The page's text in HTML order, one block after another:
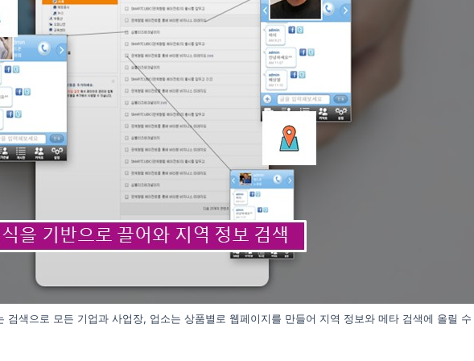
검색으로 모든 기업과 사업장, 업소는 상품별로 웹페이지를 만들어 지역 정보와 메타 검색에 올릴